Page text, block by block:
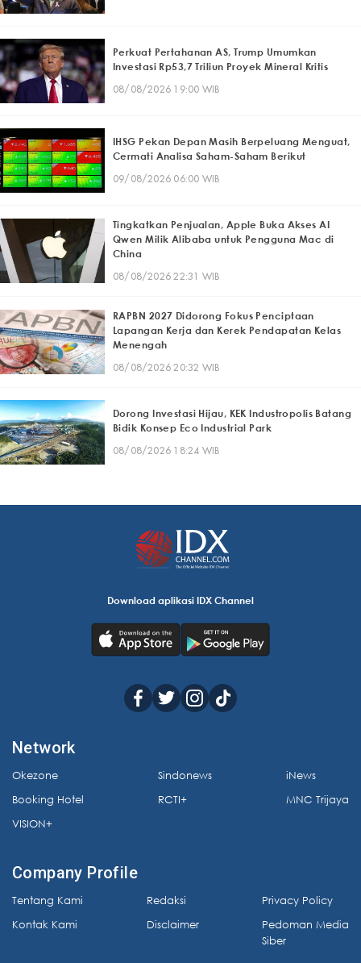
Perkuat Pertahanan AS, Trump Umumkan
Investasi Rp53,7 Triliun Proyek Mineral Kritis
08/08/2026 19:00 WIB
IHSG Pekan Depan Masih Berpeluang Menguat,
Cermati Analisa Saham-Saham Berikut
09/08/2026 06:00 WIB
Tingkatkan Penjualan, Apple Buka Akses AI
Qwen Milik Alibaba untuk Pengguna Mac di
China
08/08/2026 22:31 WIB
RAPBN 2027 Didorong Fokus Penciptaan
Lapangan Kerja dan Kerek Pendapatan Kelas
Menengah
08/08/2026 20:32 WIB
Dorong Investasi Hijau, KEK Industropolis Batang
Bidik Konsep Eco Industrial Park
08/08/2026 18:24 WIB
Download aplikasi IDX Channel
Network
Okezone
Booking Hotel
VISION+
Sindonews
RCTI+
iNews
MNC Trijaya
Company Profile
Tentang Kami
Kontak Kami
Redaksi
Disclaimer
Privacy Policy
Pedoman Media
Siber